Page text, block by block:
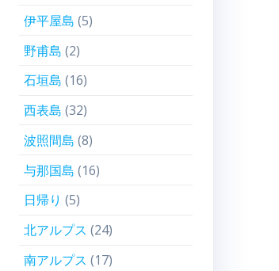
伊平屋島 (5)
野甫島 (2)
石垣島 (16)
西表島 (32)
波照間島 (8)
与那国島 (16)
日帰り (5)
北アルプス (24)
南アルプス (17)